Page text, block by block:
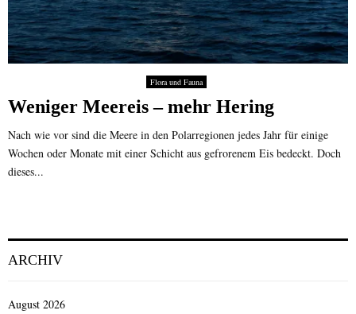
Flora und Fauna
Weniger Meereis – mehr Hering
Nach wie vor sind die Meere in den Polarregionen jedes Jahr für einige
Wochen oder Monate mit einer Schicht aus gefrorenem Eis bedeckt. Doch
dieses...
ARCHIV
August 2026